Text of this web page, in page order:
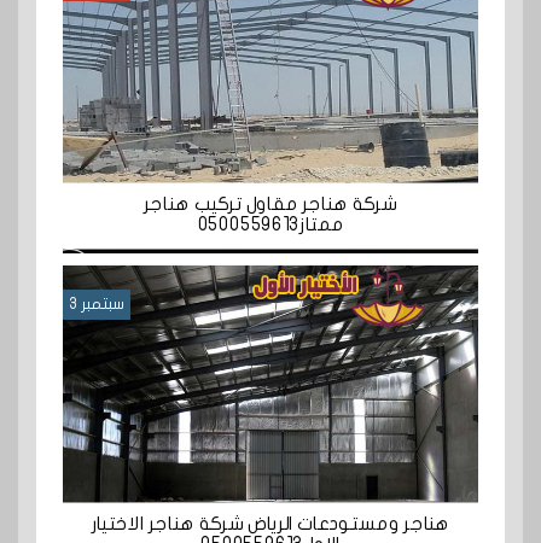
شركة هناجر مقاول تركيب هناجر
ممتاز0500559613
سبتمبر 3
هناجر ومستودعات الرياض شركة هناجر الاختيار